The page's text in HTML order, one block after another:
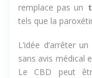
mais les
remplace pas un
L’idée d’arrêter un
sans avis médical